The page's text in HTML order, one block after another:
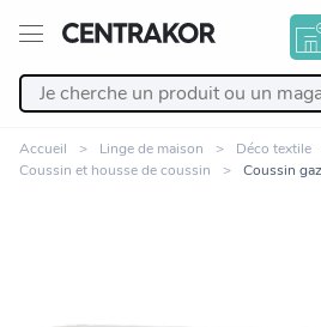
Accueil Linge de maison
Déco textile
Coussin et housse de coussin
Coussin